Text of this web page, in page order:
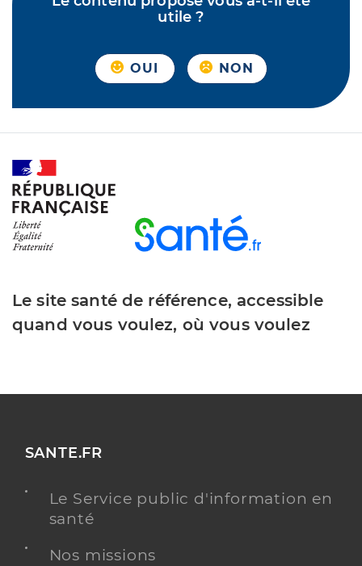
utile ?
OUI NON
Le site santé de référence, accessible
quand vous voulez, où vous voulez
SANTE.FR
Le Service public d'information en
santé
Nos missions